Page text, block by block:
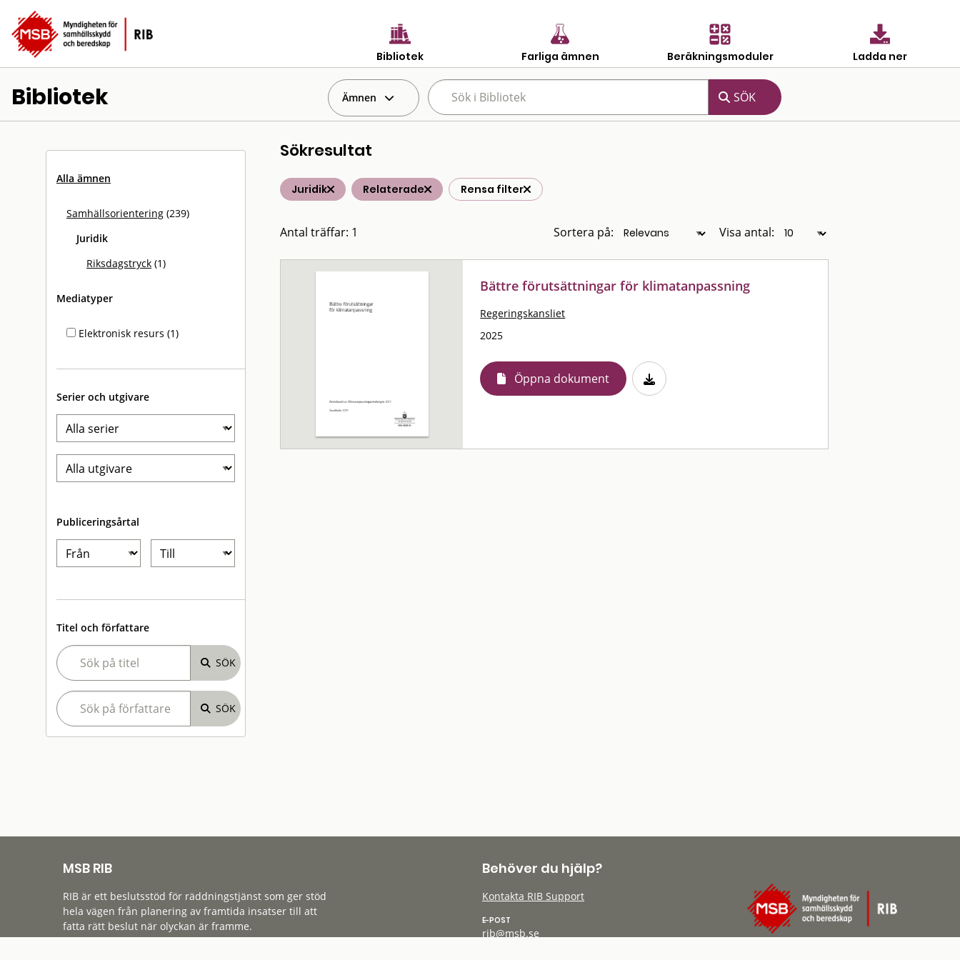
Bibliotek Farliga ämnen Beräkningsmoduler Ladda ner
Bibliotek Ämnen
Alla ämnen
Samhällsorientering (239)
Juridik
Riksdagstryck (1)
Mediatyper
Elektronisk resurs (1)
Serier och utgivare
Publiceringsårtal
Titel och författare
Sökresultat
Juridik Relaterade Rensa filter
Antal träffar: 1 Sortera på: Visa antal:
Bättre förutsättningar för klimatanpassning
Regeringskansliet
2025
Öppna dokument
MSB RIB
RIB är ett beslutsstöd för räddningstjänst som ger stöd
hela vägen från planering av framtida insatser till att
fatta rätt beslut när olyckan är framme.
Behöver du hjälp?
Kontakta RIB Support
E-POST
rib@msb.se